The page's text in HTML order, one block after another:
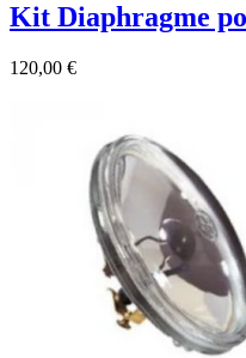
Kit Diaphragme
120,00 €